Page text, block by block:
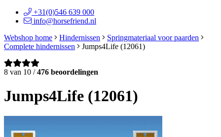
+31(0)546 639 000
info@horsefriend.nl
Webshop home
Hindernissen
Springmateriaal voor paarden
Complete hindernissen
Jumps4Life (12061)
8 van 10 /476 beoordelingen
Jumps4Life (12061)